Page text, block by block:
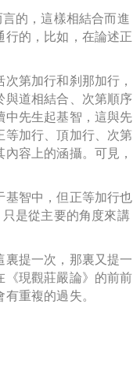
的，這樣相結合而進
的，比如，在論述正
第加行和刹那加行，
與道相結合、次第順序
中先生起基智，這與先
加行、頂加行、次第
容上的涵攝。可見，
基智中，但正等加行也
是從主要的角度來講
提一次，那裏又提一
《現觀莊嚴論》的前前
重複的過失。